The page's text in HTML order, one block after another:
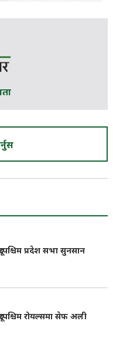
प्रदेश सभा सुनसान
रोयल्समा सेफ अली